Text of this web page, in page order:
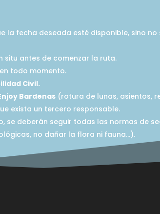
la fecha deseada esté disponible, sino
situ antes de comenzar la ruta.
todo momento.
Civil.
Bardenas (rotura de lunas, asientos,
exista un tercero responsable.
se deberán seguir todas las normas de
no dañar la flora ni fauna…).